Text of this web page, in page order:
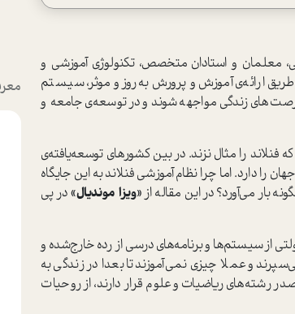
معلمان و استادان متخصص، تکنولوژی آموزشی و
ارائه‌ی آموزش ‌و پرورش به‌روز و موثر، سیستم
زندگی مواجهه شوند و در توسعه‌ی جامعه و
را مثال نزند. در بین کشورهای توسعه‌یافته‌ی
را دارد. اما چرا نظام آموزشی فنلاند به این جایگاه
بار می‌آورد؟ در این مقاله از«ویزا موندیال»در پی
از سیستم‌ها و برنامه‌های درسی از رده خارج‌شده و
و عملا چیزی نمی‌آموزند تا بعدا در زندگی به
رشته‌های ریاضیات و علوم قرار دارند، از روحیات